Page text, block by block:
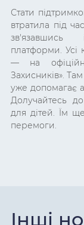
Стати
втратила під
зв'язавшись
платформи. Усі
— на
Захисників».
уже допомагає
Долучайтесь
для дітей. Їм
перемоги.
Інші